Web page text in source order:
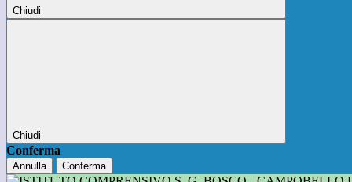
Chiudi
Chiudi
Conferma
Annulla Conferma